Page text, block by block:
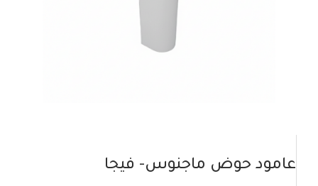
عامود حوض ماجنوس- فيجا